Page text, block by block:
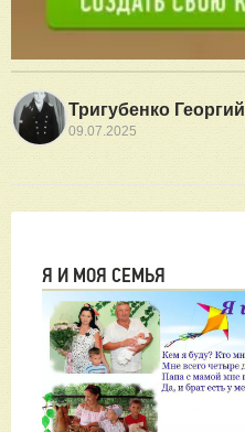
Тригубенко Георгий
09.07.2025
Я И МОЯ СЕМЬЯ